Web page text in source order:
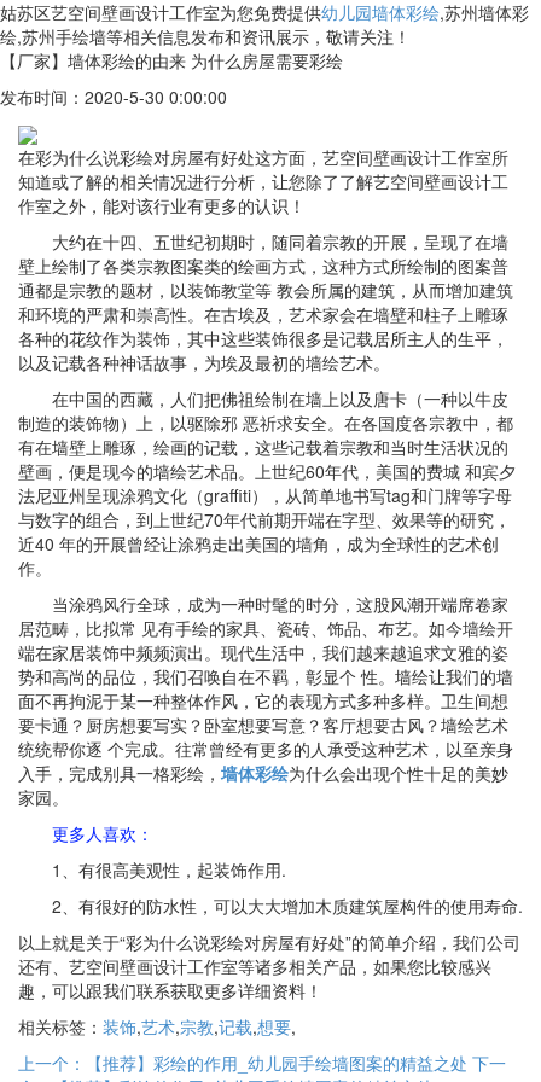
姑苏区艺空间壁画设计工作室为您免费提供幼儿园墙体彩绘,苏州墙体彩
绘,苏州手绘墙等相关信息发布和资讯展示，敬请关注！
【厂家】墙体彩绘的由来 为什么房屋需要彩绘
发布时间：2020-5-30 0:00:00
在彩为什么说彩绘对房屋有好处这方面，艺空间壁画设计工作室所
知道或了解的相关情况进行分析，让您除了了解艺空间壁画设计工
作室之外，能对该行业有更多的认识！
大约在十四、五世纪初期时，随同着宗教的开展，呈现了在墙
壁上绘制了各类宗教图案类的绘画方式，这种方式所绘制的图案普
通都是宗教的题材，以装饰教堂等 教会所属的建筑，从而增加建筑
和环境的严肃和崇高性。在古埃及，艺术家会在墙壁和柱子上雕琢
各种的花纹作为装饰，其中这些装饰很多是记载居所主人的生平，
以及记载各种神话故事，为埃及最初的墙绘艺术。
在中国的西藏，人们把佛祖绘制在墙上以及唐卡（一种以牛皮
制造的装饰物）上，以驱除邪 恶祈求安全。在各国度各宗教中，都
有在墙壁上雕琢，绘画的记载，这些记载着宗教和当时生活状况的
壁画，便是现今的墙绘艺术品。上世纪60年代，美国的费城 和宾夕
法尼亚州呈现涂鸦文化（graffiti），从简单地书写tag和门牌等字母
与数字的组合，到上世纪70年代前期开端在字型、效果等的研究，
近40 年的开展曾经让涂鸦走出美国的墙角，成为全球性的艺术创
作。
当涂鸦风行全球，成为一种时髦的时分，这股风潮开端席卷家
居范畴，比拟常 见有手绘的家具、瓷砖、饰品、布艺。如今墙绘开
端在家居装饰中频频演出。现代生活中，我们越来越追求文雅的姿
势和高尚的品位，我们召唤自在不羁，彰显个 性。墙绘让我们的墙
面不再拘泥于某一种整体作风，它的表现方式多种多样。卫生间想
要卡通？厨房想要写实？卧室想要写意？客厅想要古风？墙绘艺术
统统帮你逐 个完成。往常曾经有更多的人承受这种艺术，以至亲身
入手，完成别具一格彩绘， 墙体彩绘为什么会出现个性十足的美妙
家园。
更多人喜欢：
1、有很高美观性，起装饰作用.
2、有很好的防水性，可以大大增加木质建筑屋构件的使用寿命.
以上就是关于“彩为什么说彩绘对房屋有好处”的简单介绍，我们公司
还有、艺空间壁画设计工作室等诸多相关产品，如果您比较感兴
趣，可以跟我们联系获取更多详细资料！
相关标签： 装饰,艺术,宗教,记载,想要,
上一个：【推荐】彩绘的作用_幼儿园手绘墙图案的精益之处 下一